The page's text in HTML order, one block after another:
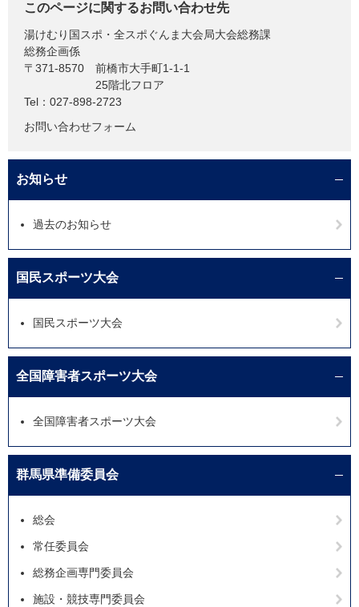
このページに関するお問い合わせ先
湯けむり国スポ・全スポぐんま大会局大会総務課
総務企画係
〒371-8570
前橋市大手町1-1-1
25階北フロア
Tel：027-898-2723
お問い合わせフォーム
お知らせ
過去のお知らせ
国民スポーツ大会
国民スポーツ大会
全国障害者スポーツ大会
全国障害者スポーツ大会
群馬県準備委員会
総会
常任委員会
総務企画専門委員会
施設・競技専門委員会